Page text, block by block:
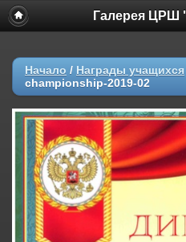
Галерея ЦРШ
Начало / Награды учащихся
championship-2019-02